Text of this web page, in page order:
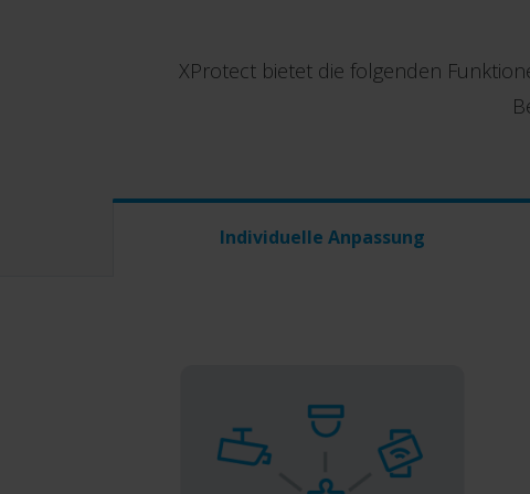
XProtect bietet die folgenden
Individuelle Anpassung